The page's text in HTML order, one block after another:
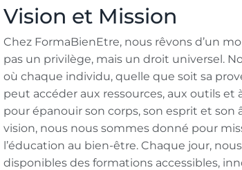
Vision et Mission
Chez FormaBienEtre, nous rêvons d’un
pas un privilège, mais un droit universel.
où chaque individu, quelle que soit sa
peut accéder aux ressources, aux outils et
pour épanouir son corps, son esprit et son
vision, nous nous sommes donné pour
l’éducation au bien-être. Chaque jour,
disponibles des formations accessibles,